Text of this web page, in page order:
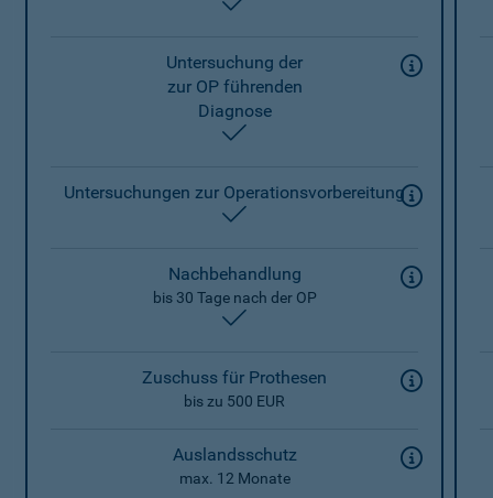
Untersuchung der
zur OP führenden
Diagnose
Untersuchungen zur Operationsvorbereitung
Nachbehandlung
bis 30 Tage nach der OP
Zuschuss für Prothesen
bis zu 500 EUR
Auslandsschutz
max. 12 Monate